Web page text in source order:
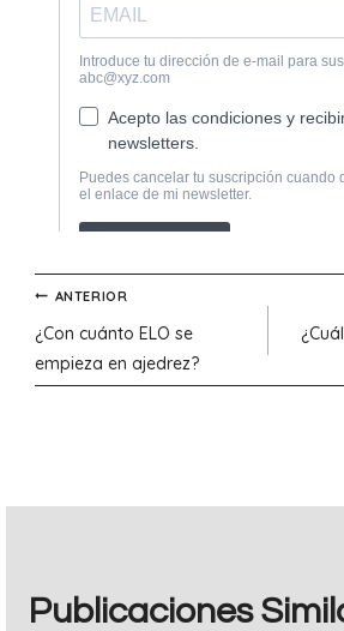
Navegación
de
ANTERIOR
¿Con cuánto ELO se
empieza en ajedrez?
Publicaciones